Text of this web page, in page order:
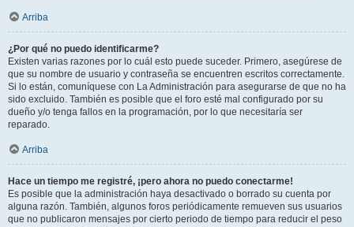
Arriba
¿Por qué no puedo identificarme?
Existen varias razones por lo cuál esto puede suceder. Primero, asegúrese de
que su nombre de usuario y contraseña se encuentren escritos correctamente.
Si lo están, comuníquese con La Administración para asegurarse de que no ha
sido excluido. También es posible que el foro esté mal configurado por su
dueño y/o tenga fallos en la programación, por lo que necesitaría ser
reparado.
Arriba
Hace un tiempo me registré, ¡pero ahora no puedo conectarme!
Es posible que la administración haya desactivado o borrado su cuenta por
alguna razón. También, algunos foros periódicamente remueven sus usuarios
que no publicaron mensajes por cierto periodo de tiempo para reducir el peso